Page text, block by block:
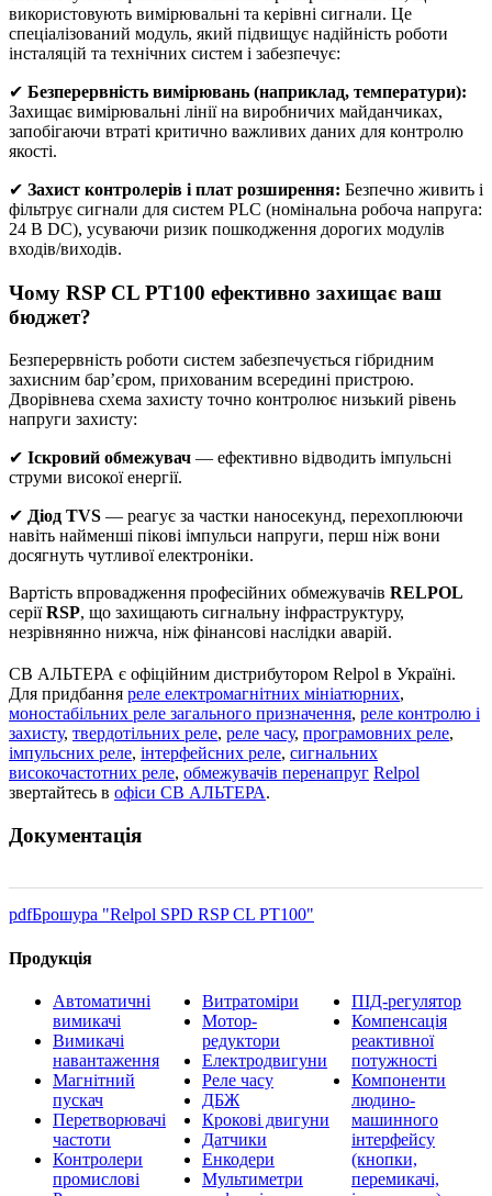
використовують вимірювальні та керівні сигнали. Це
спеціалізований модуль, який підвищує надійність роботи
інсталяцій та технічних систем і забезпечує:
✔ Безперервність вимірювань (наприклад, температури):
Захищає вимірювальні лінії на виробничих майданчиках,
запобігаючи втраті критично важливих даних для контролю
якості.
✔ Захист контролерів і плат розширення: Безпечно живить і
фільтрує сигнали для систем PLC (номінальна робоча напруга:
24 В DC), усуваючи ризик пошкодження дорогих модулів
входів/виходів.
Чому RSP CL PT100 ефективно захищає ваш
бюджет?
Безперервність роботи систем забезпечується гібридним
захисним бар’єром, прихованим всередині пристрою.
Дворівнева схема захисту точно контролює низький рівень
напруги захисту:
✔ Іскровий обмежувач — ефективно відводить імпульсні
струми високої енергії.
✔ Діод TVS — реагує за частки наносекунд, перехоплюючи
навіть найменші пікові імпульси напруги, перш ніж вони
досягнуть чутливої електроніки.
Вартість впровадження професійних обмежувачів RELPOL
серіїRSP, що захищають сигнальну інфраструктуру,
незрівнянно нижча, ніж фінансові наслідки аварій.
СВ АЛЬТЕРА є офіційним дистрибутором Relpol в Україні.
Для придбання реле електромагнітних мініатюрних,
моностабільних реле загального призначення, реле контролю і
захисту, твердотільних реле, реле часу, програмовних реле,
імпульсних реле, інтерфейсних реле, сигнальних
високочастотних реле, обмежувачів перенапруг Relpol
звертайтесь в офіси СВ АЛЬТЕРА.
Документація
pdfБрошура "Relpol SPD RSP CL PT100"
Продукція
Автоматичні
вимикачі
Вимикачі
навантаження
Магнітний
пускач
Перетворювачі
частоти
Контролери
промислові
Витратоміри
Мотор-
редуктори
Електродвигуни
Реле часу
ДБЖ
Крокові двигуни
Датчики
Енкодери
Мультиметри
ПІД-регулятор
Компенсація
реактивної
потужності
Компоненти
людино-
машинного
інтерфейсу
(кнопки,
перемикачі,